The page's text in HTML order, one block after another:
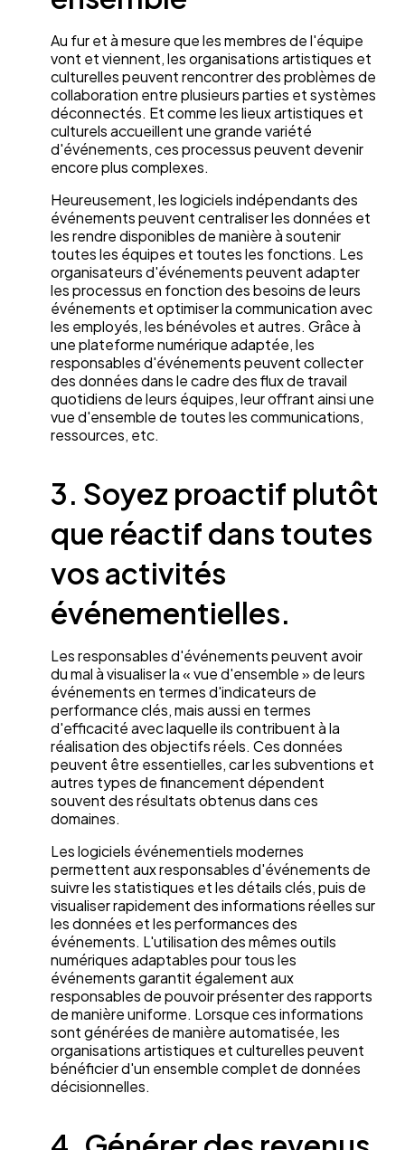
Au fur et à mesure que les membres de l'équipe
vont et viennent, les organisations artistiques et
culturelles peuvent rencontrer des problèmes de
collaboration entre plusieurs parties et systèmes
déconnectés. Et comme les lieux artistiques et
culturels accueillent une grande variété
d'événements, ces processus peuvent devenir
encore plus complexes.
Heureusement, les logiciels indépendants des
événements peuvent centraliser les données et
les rendre disponibles de manière à soutenir
toutes les équipes et toutes les fonctions. Les
organisateurs d'événements peuvent adapter
les processus en fonction des besoins de leurs
événements et optimiser la communication avec
les employés, les bénévoles et autres. Grâce à
une plateforme numérique adaptée, les
responsables d'événements peuvent collecter
des données dans le cadre des flux de travail
quotidiens de leurs équipes, leur offrant ainsi une
vue d'ensemble de toutes les communications,
ressources, etc.
3. Soyez proactif plutôt
que réactif dans toutes
vos activités
événementielles.
Les responsables d'événements peuvent avoir
du mal à visualiser la « vue d'ensemble » de leurs
événements en termes d'indicateurs de
performance clés, mais aussi en termes
d'efficacité avec laquelle ils contribuent à la
réalisation des objectifs réels. Ces données
peuvent être essentielles, car les subventions et
autres types de financement dépendent
souvent des résultats obtenus dans ces
domaines.
Les logiciels événementiels modernes
permettent aux responsables d'événements de
suivre les statistiques et les détails clés, puis de
visualiser rapidement des informations réelles sur
les données et les performances des
événements. L'utilisation des mêmes outils
numériques adaptables pour tous les
événements garantit également aux
responsables de pouvoir présenter des rapports
de manière uniforme. Lorsque ces informations
sont générées de manière automatisée, les
organisations artistiques et culturelles peuvent
bénéficier d'un ensemble complet de données
décisionnelles.